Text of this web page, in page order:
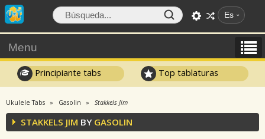
Es
Menu
Principiante tabs Top tablaturas
Ukulele Tabs Gasolin Stakkels Jim
STAKKELS JIM BY GASOLIN